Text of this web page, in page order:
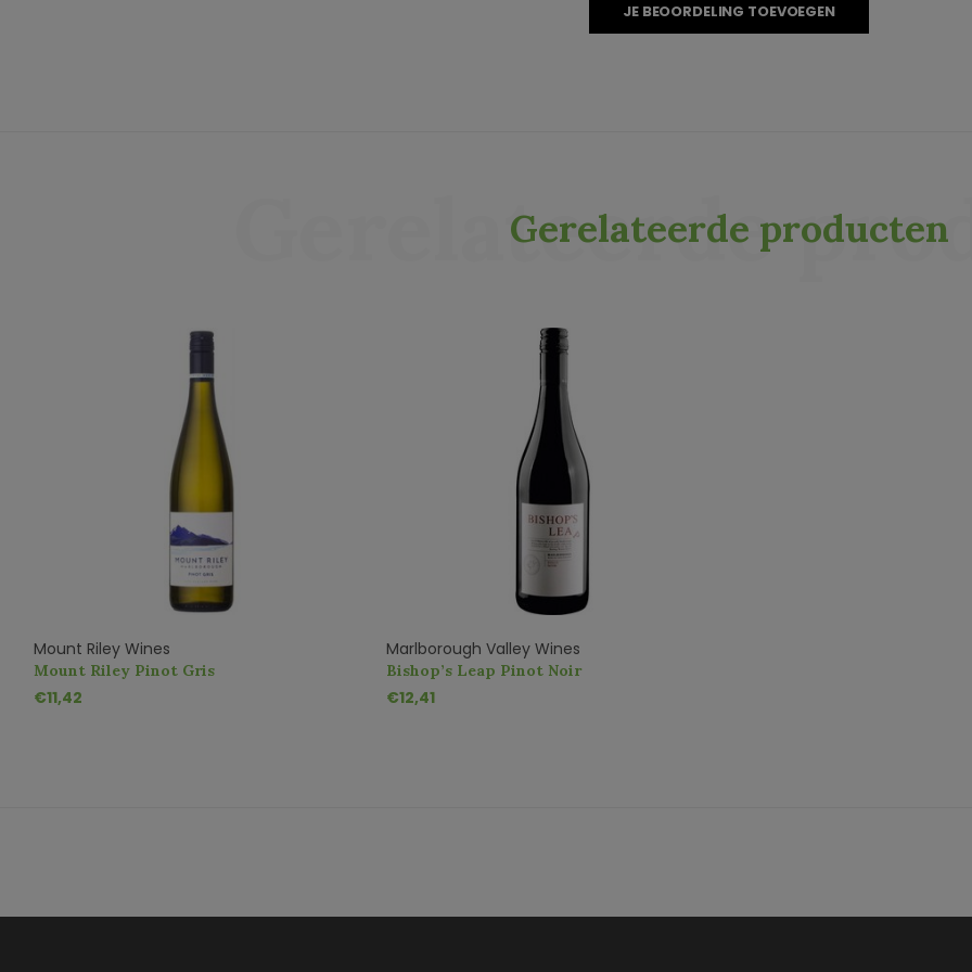
JE BEOORDELING TOEVOEGEN
Gerelateerde producten
Gerelateerde
Mount Riley Wines
Mount Riley Pinot Gris
€11,42
Marlborough Valley Wines
Bishop’s Leap Pinot Noir
€12,41